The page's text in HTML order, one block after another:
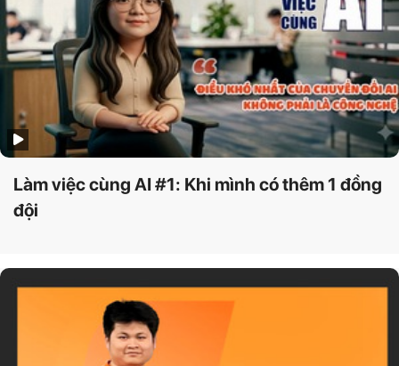
Làm việc cùng AI #1: Khi mình có thêm 1 đồng
đội